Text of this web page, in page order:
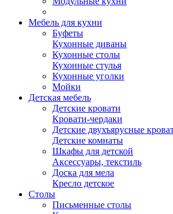
Мебель для кухни
Буфеты
Кухонные диваны
Кухонные столы
Кухонные стулья
Кухонные уголки
Мойки
Детская мебель
Детские кровати
Кровати-чердаки
Детские двухъярусные
Детские комнаты
Шкафы для детской
Аксессуары, текстиль
Доска для мела
Кресло детское
Столы
Письменные столы